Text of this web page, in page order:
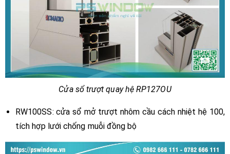
Cửa sổ trượt quay hệ RP127OU
RW100SS: cửa sổ mở trượt nhôm cầu cách nhiệt hệ 100,
tích hợp lưới chống muỗi đồng bộ